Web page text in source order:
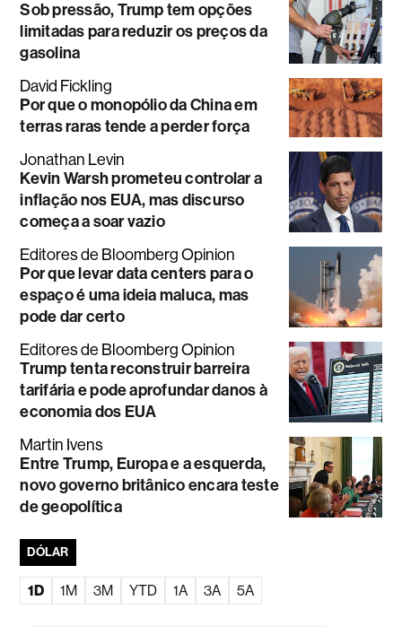
Sob pressão, Trump tem opções
limitadas para reduzir os preços da
gasolina
David Fickling
Por que o monopólio da China em
terras raras tende a perder força
Jonathan Levin
Kevin Warsh prometeu controlar a
inflação nos EUA, mas discurso
começa a soar vazio
Editores de Bloomberg Opinion
Por que levar data centers para o
espaço é uma ideia maluca, mas
pode dar certo
Editores de Bloomberg Opinion
Trump tenta reconstruir barreira
tarifária e pode aprofundar danos à
economia dos EUA
Martin Ivens
Entre Trump, Europa e a esquerda,
novo governo britânico encara teste
de geopolítica
DÓLAR
1D 1M 3M YTD 1A 3A 5A